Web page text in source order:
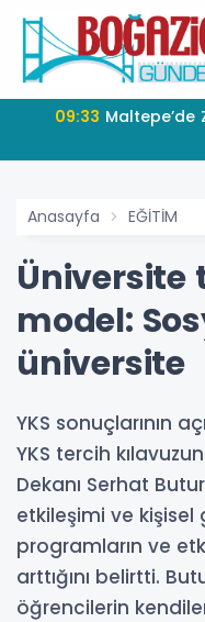
09:33 Maltepe’de
Anasayfa EĞİTİM
Üniversite
model:
üniversite
YKS sonuçlarının
YKS tercih
Dekanı Serhat
etkileşimi ve
programların ve
arttığını belirtti.
öğrencilerin